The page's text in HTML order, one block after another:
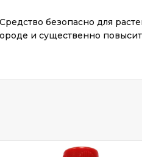
безопасно для
и существенно